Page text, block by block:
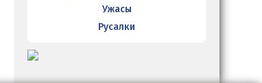
Ужасы
Русалки